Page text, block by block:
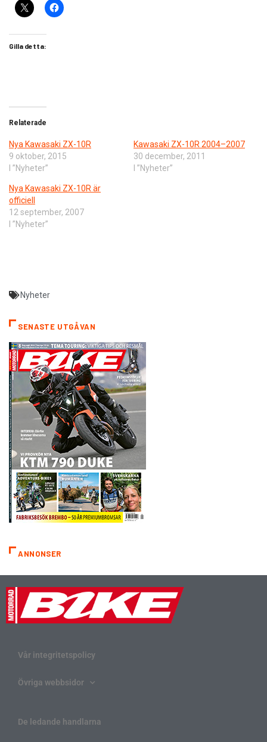
Gilla detta:
Relaterade
Nya Kawasaki ZX-10R
9 oktober, 2015
I ”Nyheter”
Kawasaki ZX-10R 2004–2007
30 december, 2011
I ”Nyheter”
Nya Kawasaki ZX-10R är
officiell
12 september, 2007
I ”Nyheter”
Nyheter
SENASTE UTGÅVAN
ANNONSER
Vår integritetspolicy
Övriga webbsidor
De ledande handlarna